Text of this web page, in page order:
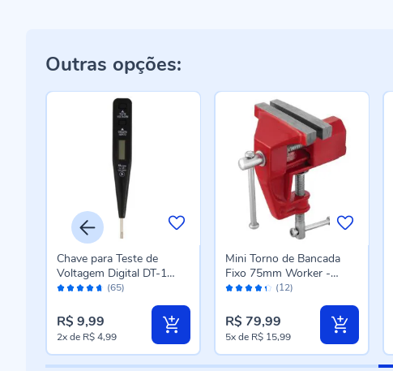
Outras opções:
Avaliação: (65)
Chave para Teste de
Voltagem Digital DT-1
Western - Preto
R$ 9,99
2xde R$ 4,99
Avaliação: (12)
Mini Torno de Bancada
Fixo 75mm Worker -
Vermelho
R$ 79,99
5xde R$ 15,99